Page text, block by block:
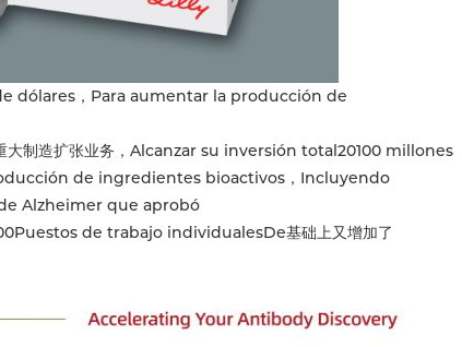
dólares，Para aumentar la producción de
制造扩张业务，Alcanzar su inversión total20100 millones
de ingredientes bioactivos，Incluyendo
Alzheimer que aprobó
de trabajo individualesDe基础上又增加了